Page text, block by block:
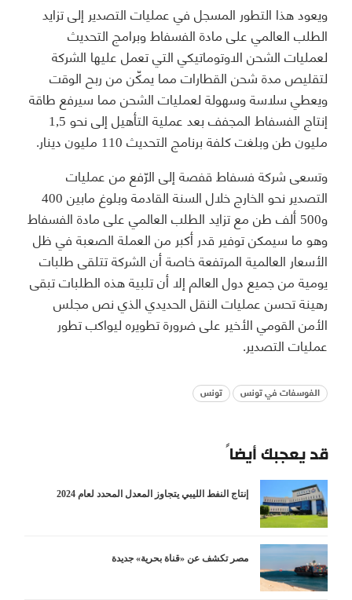
ويعود هذا التطور المسجل في عمليات التصدير إلى تزايد
الطلب العالمي على مادة الفسفاط وبرامج التحديث
لعمليات الشحن الاوتوماتيكي التي تعمل عليها الشركة
لتقليص مدة شحن القطارات مما يمكّن من ربح الوقت
ويعطي سلاسة وسهولة لعمليات الشحن مما سيرفع طاقة
إنتاج الفسفاط المجفف بعد عملية التأهيل إلى نحو 1,5
مليون طن وبلغت كلفة برنامج التحديث 110 مليون دينار.
وتسعى شركة فسفاط قفصة إلى الرّفع من عمليات
التصدير نحو الخارج خلال السنة القادمة وبلوغ مابين 400
و500 ألف طن مع تزايد الطلب العالمي على مادة الفسفاط
وهو ما سيمكن توفير قدر أكبر من العملة الصعبة في ظل
الأسعار العالمية المرتفعة خاصة أن الشركة تتلقى طلبات
يومية من جميع دول العالم إلا أن تلبية هذه الطلبات تبقى
رهينة تحسن عمليات النقل الحديدي الذي نص مجلس
الأمن القومي الأخير على ضرورة تطويره ليواكب تطور
عمليات التصدير.
الفوسفات في تونس تونس
قد يعجبك أيضاً
إنتاج النفط الليبي يتجاوز المعدل المحدد لعام 2024
مصر تكشف عن «قناة بحرية» جديدة